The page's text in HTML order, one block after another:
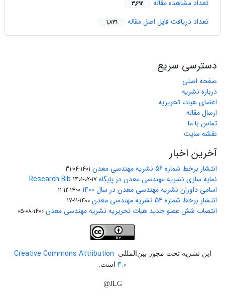
تعداد مشاهده مقاله 3,692
تعداد دریافت فایل اصل مقاله 1,831
دسترسی سریع
صفحه اصلی
درباره نشریه
اعضای هیات تحریریه
ارسال مقاله
تماس با ما
نقشه سایت
آخرین اخبار
انتشار برخط شماره 56 نشریه مهندسی معدن 1401-04-31
نمایه سازی نشریه مهندسی معدن در پایگاه Research Bib 1401-02-17
اسامی داوران نشریه مهندسی معدن در سال 1400 1400-12-11
انتشار برخط شماره 54 نشریه مهندسی معدن 1400-11-17
انتصاب شش عضو جدید هیات تحریریه نشریه مهندسی معدن 1400-08-05
این نشریه تحت مجوز بین‌المللی
Creative Commons Attribution
4.0 است.
JLG@